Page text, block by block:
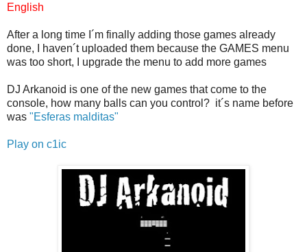
English
After a long time I´m finally adding those games already
done, I haven´t uploaded them because the GAMES menu
was too short, I upgrade the menu to add more games
DJ Arkanoid is one of the new games that come to the
console, how many balls can you control? it´s name before
was "Esferas malditas"
Play on c1ic